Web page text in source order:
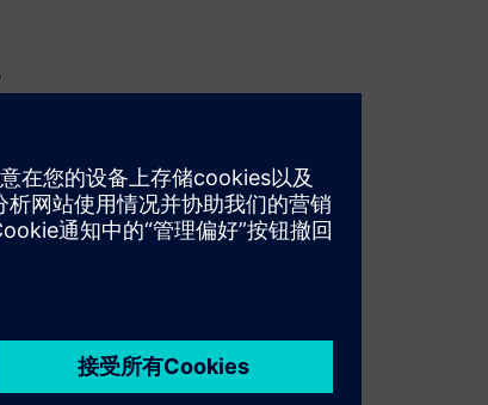
更规划（假设分析）、变